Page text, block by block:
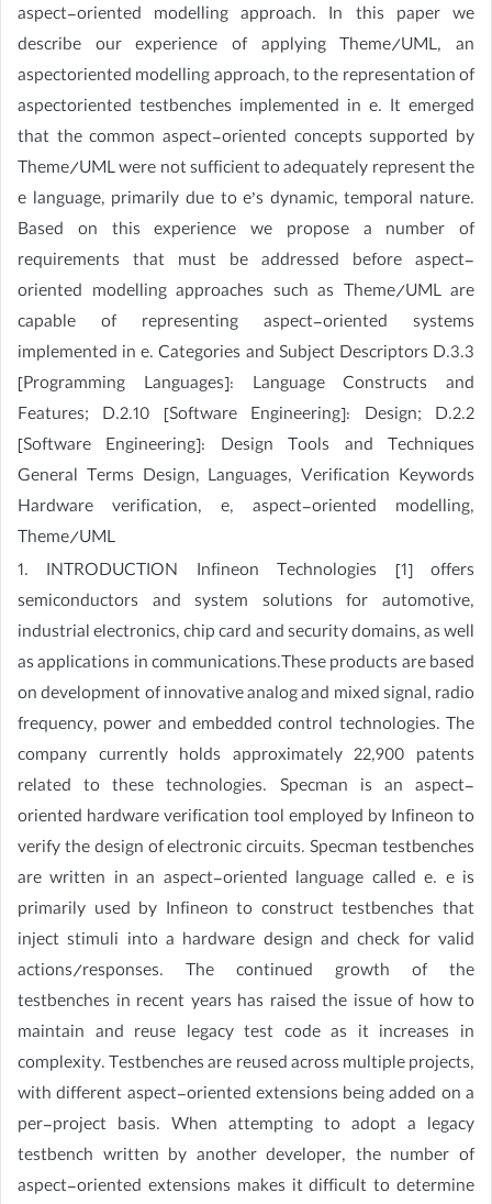
aspect-oriented modelling approach. In this paper we
describe our experience of applying Theme/UML, an
aspectoriented modelling approach, to the representation of
aspectoriented testbenches implemented in e. It emerged
that the common aspect-oriented concepts supported by
Theme/UML were not sufficient to adequately represent the
e language, primarily due to e’s dynamic, temporal nature.
Based on this experience we propose a number of
requirements that must be addressed before aspect-
oriented modelling approaches such as Theme/UML are
capable of representing aspect-oriented systems
implemented in e. Categories and Subject Descriptors D.3.3
[Programming Languages]: Language Constructs and
Features; D.2.10 [Software Engineering]: Design; D.2.2
[Software Engineering]: Design Tools and Techniques
General Terms Design, Languages, Verification Keywords
Hardware verification, e, aspect-oriented modelling,
Theme/UML
1. INTRODUCTION Infineon Technologies [1] offers
semiconductors and system solutions for automotive,
industrial electronics, chip card and security domains, as well
as applications in communications.These products are based
on development of innovative analog and mixed signal, radio
frequency, power and embedded control technologies. The
company currently holds approximately 22,900 patents
related to these technologies. Specman is an aspect-
oriented hardware verification tool employed by Infineon to
verify the design of electronic circuits. Specman testbenches
are written in an aspect-oriented language called e. e is
primarily used by Infineon to construct testbenches that
inject stimuli into a hardware design and check for valid
actions/responses. The continued growth of the
testbenches in recent years has raised the issue of how to
maintain and reuse legacy test code as it increases in
complexity. Testbenches are reused across multiple projects,
with different aspect-oriented extensions being added on a
per-project basis. When attempting to adopt a legacy
testbench written by another developer, the number of
aspect-oriented extensions makes it difficult to determine